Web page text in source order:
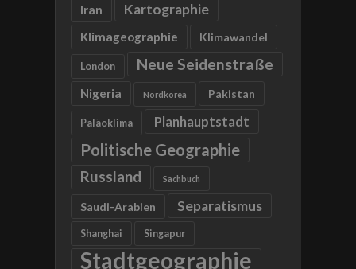
Iran Kartographie
Klimageographie Klimawandel
London Neue Seidenstraße
Nigeria Nordkorea Pakistan
Paläoklima Planhauptstadt
Politische Geographie
Russland Sachbuch
Saudi-Arabien Separatismus
Shanghai Singapur
Stadtgeographie